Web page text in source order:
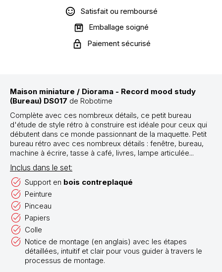
Satisfait ou remboursé
Emballage soigné
Paiement sécurisé
Maison miniature / Diorama - Record mood study
(Bureau) DS017 de Robotime
Complète avec ces nombreux détails, ce petit bureau
d'étude de style rétro à construire est idéale pour ceux qui
débutent dans ce monde passionnant de la maquette. Petit
bureau rétro avec ces nombreux détails : fenêtre, bureau,
machine à écrire, tasse à café, livres, lampe articulée...
Inclus dans le set:
Support en bois contreplaqué
Peinture
Pinceau
Papiers
Colle
Notice de montage (en anglais) avec les étapes
détaillées, intuitif et clair pour vous guider à travers le
processus de montage.